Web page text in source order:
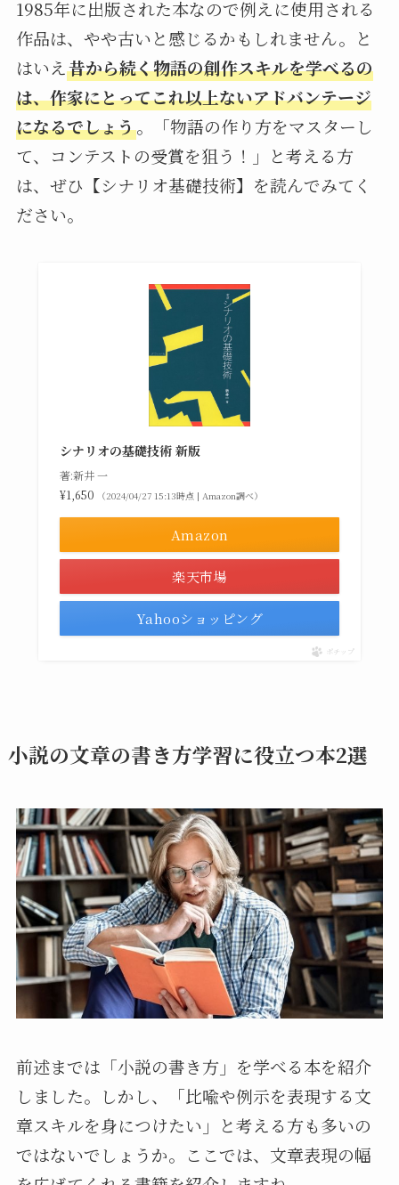
1985年に出版された本なので例えに使用される
作品は、やや古いと感じるかもしれません。と
はいえ昔から続く物語の創作スキルを学べるの
は、作家にとってこれ以上ないアドバンテージ
になるでしょう。「物語の作り方をマスターし
て、コンテストの受賞を狙う！」と考える方
は、ぜひ【シナリオ基礎技術】を読んでみてく
ださい。
シナリオの基礎技術 新版
著:新井 一
¥1,650
（2024/04/27 15:13時点 | Amazon調べ）
Amazon
楽天市場
Yahooショッピング
ポチップ
小説の文章の書き方学習に役立つ本2選
前述までは「小説の書き方」を学べる本を紹介
しました。しかし、「比喩や例示を表現する文
章スキルを身につけたい」と考える方も多いの
ではないでしょうか。ここでは、文章表現の幅